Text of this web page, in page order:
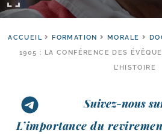
ACCUEIL FORMATION MORALE
1905 : LA CONFÉRENCE DES
L’HISTOIRE
Suivez-nous
L’importance du